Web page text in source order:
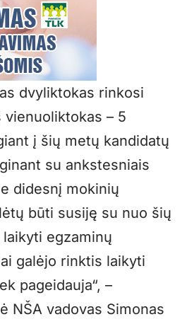
dvyliktokas rinkosi
– 5
į šių metų kandidatų
su ankstesniais
didesnį mokinių
būti susiję su nuo šių
egzaminų
galėjo rinktis laikyti
pageidauja“, –
NŠA vadovas Simonas